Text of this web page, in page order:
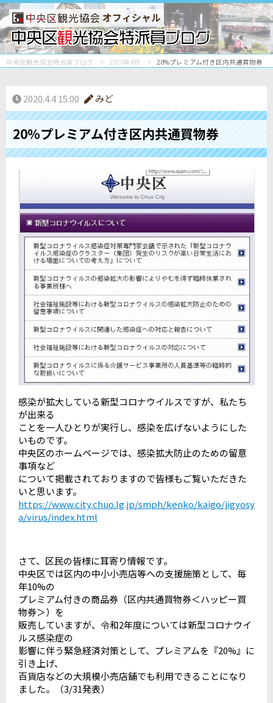
オフィシャル
中央区観光協会特派員ブログ 2020年4月 20%プレミアム付き区内共通買物券
2020.4.4 15:00 みど
20%プレミアム付き区内共通買物券
感染が拡大している新型コロナウイルスですが、私たち
が出来る
ことを一人ひとりが実行し、感染を広げないようにした
いものです。
中央区のホームページでは、感染拡大防止のための留意
事項など
について掲載されておりますので皆様もご覧いただきた
いと思います。
https://www.city.chuo.lg.jp/smph/kenko/kaigo/jigyosy
a/virus/index.html
さて、区民の皆様に耳寄り情報です。
中央区では区内の中小小売店等への支援施策として、毎
年10%の
プレミアム付きの商品券（区内共通買物券＜ハッピー買
物券＞）を
販売していますが、令和2年度については新型コロナウイ
ルス感染症の
影響に伴う緊急経済対策として、プレミアムを『20%』に
引き上げ、
百貨店などの大規模小売店舗でも利用できることになり
ました。（3/31発表）